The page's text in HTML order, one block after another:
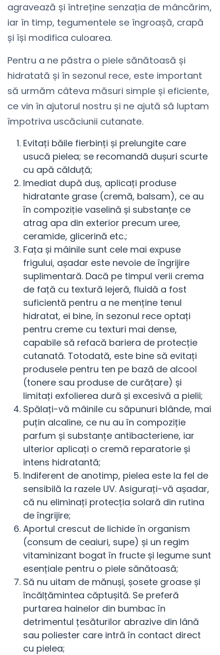
agravează și întreține senzația de mâncărim,
iar în timp, tegumentele se îngroașă, crapă
și își modifica culoarea.
Pentru a ne păstra o piele sănătoasă și
hidratată și în sezonul rece, este important
să urmăm câteva măsuri simple și eficiente,
ce vin în ajutorul nostru și ne ajută să luptam
împotriva uscăciunii cutanate.
Evitați băile fierbinți și prelungite care
usucă pielea; se recomandă dușuri scurte
cu apă călduță;
Imediat după duș, aplicați produse
hidratante grase (cremă, balsam), ce au
în compoziție vaselină și substanțe ce
atrag apa din exterior precum uree,
ceramide, glicerină etc.;
Fața și mâinile sunt cele mai expuse
frigului, așadar este nevoie de îngrijire
suplimentară. Dacă pe timpul verii crema
de față cu textură lejeră, fluidă a fost
suficientă pentru a ne menține tenul
hidratat, ei bine, în sezonul rece optați
pentru creme cu texturi mai dense,
capabile să refacă bariera de protecție
cutanată. Totodată, este bine să evitați
produsele pentru ten pe bază de alcool
(tonere sau produse de curățare) și
limitați exfolierea dură și excesivă a pielii;
Spălați-vă mâinile cu săpunuri blânde, mai
puțin alcaline, ce nu au în compoziție
parfum și substanțe antibacteriene, iar
ulterior aplicați o cremă reparatorie și
intens hidratantă;
Indiferent de anotimp, pielea este la fel de
sensibilă la razele UV. Asigurați-vă așadar,
că nu eliminați protecția solară din rutina
de îngrijire;
Aportul crescut de lichide în organism
(consum de ceaiuri, supe) și un regim
vitaminizant bogat în fructe și legume sunt
esențiale pentru o piele sănătoasă;
Să nu uitam de mănuși, șosete groase și
încălțămintea căptușită. Se preferă
purtarea hainelor din bumbac în
detrimentul țesăturilor abrazive din lână
sau poliester care intră în contact direct
cu pielea;